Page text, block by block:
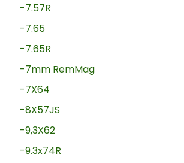
-7.57R
-7.65
-7.65R
-7mm RemMag
-7X64
-8X57JS
-9,3X62
-9.3x74R